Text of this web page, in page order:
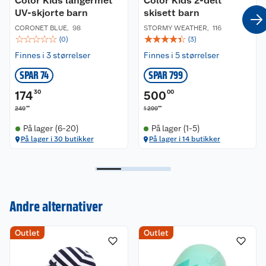
UV-skjorte barn
CORONET BLUE, 98
☆☆☆☆☆ (0)
Finnes i 3 størrelser
SPAR 74
17430
24900
På lager (6-20)
På lager i 30 butikker
skisett barn
STORMY WEATHER, 116
☆☆☆☆☆ (3)
Finnes i 5 størrelser
SPAR 799
500 00
1 29900
På lager (1-5)
På lager i 14 butikker
Andre alternativer
Outlet Outlet
Om oss
Kundeservice